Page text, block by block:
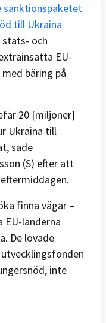
sanktionspaketet
till Ukraina
och
EU-
bäring på
20 [miljoner]
Ukraina till
sade
(S) efter att
finna vägar –
EU-länderna
De lovade
inte